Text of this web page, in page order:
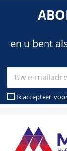
en u bent
Ik accepteer